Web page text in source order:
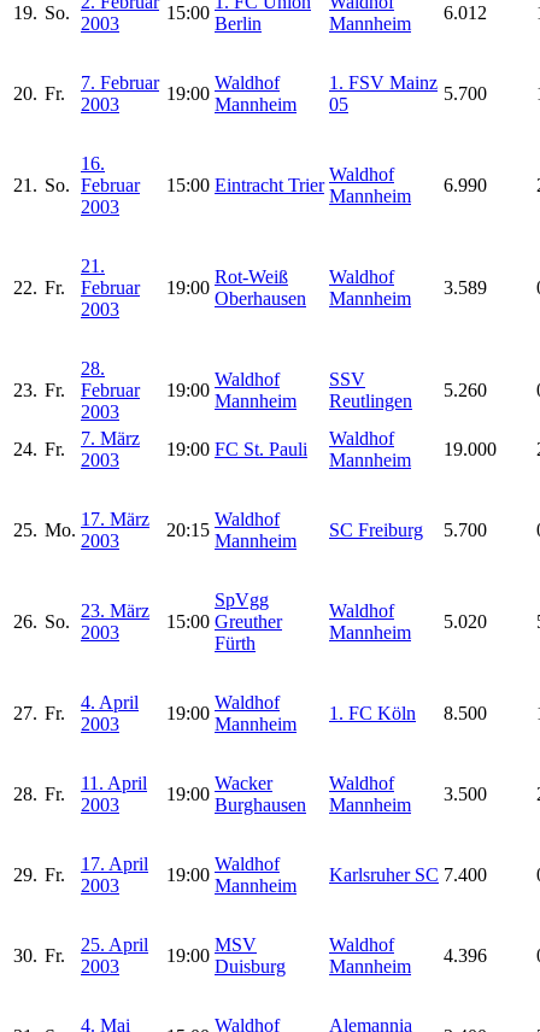
19. So.
2003
15:00
Berlin
Mannheim
6.012
20. Fr.
7. Februar
2003
19:00
Waldhof
Mannheim
1. FSV Mainz
05
5.700
21. So.
16.
Februar
2003
15:00 Eintracht Trier
Waldhof
Mannheim
6.990
22. Fr.
21.
Februar
2003
19:00
Rot-Weiß
Oberhausen
Waldhof
Mannheim
3.589
23. Fr.
28.
Februar
2003
19:00
Waldhof
Mannheim
SSV
Reutlingen
5.260
24. Fr.
7. März
2003
19:00 FC St. Pauli
Waldhof
Mannheim
19.000
25. Mo.
17. März
2003
20:15
Waldhof
Mannheim
SC Freiburg 5.700
26. So.
23. März
2003
15:00
SpVgg
Greuther
Fürth
Waldhof
Mannheim
5.020
27. Fr.
4. April
2003
19:00
Waldhof
Mannheim
1. FC Köln 8.500
28. Fr.
11. April
2003
19:00
Wacker
Burghausen
Waldhof
Mannheim
3.500
29. Fr.
17. April
2003
19:00
Waldhof
Mannheim
Karlsruher SC 7.400
30. Fr.
25. April
2003
19:00
MSV
Duisburg
Waldhof
Mannheim
4.396
4. Mai
Waldhof
Alemannia